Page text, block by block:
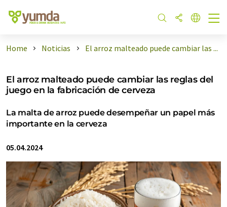
Home Noticias El arroz malteado puede cambiar las ...
El arroz malteado puede cambiar las reglas del
juego en la fabricación de cerveza
La malta de arroz puede desempeñar un papel más
importante en la cerveza
05.04.2024